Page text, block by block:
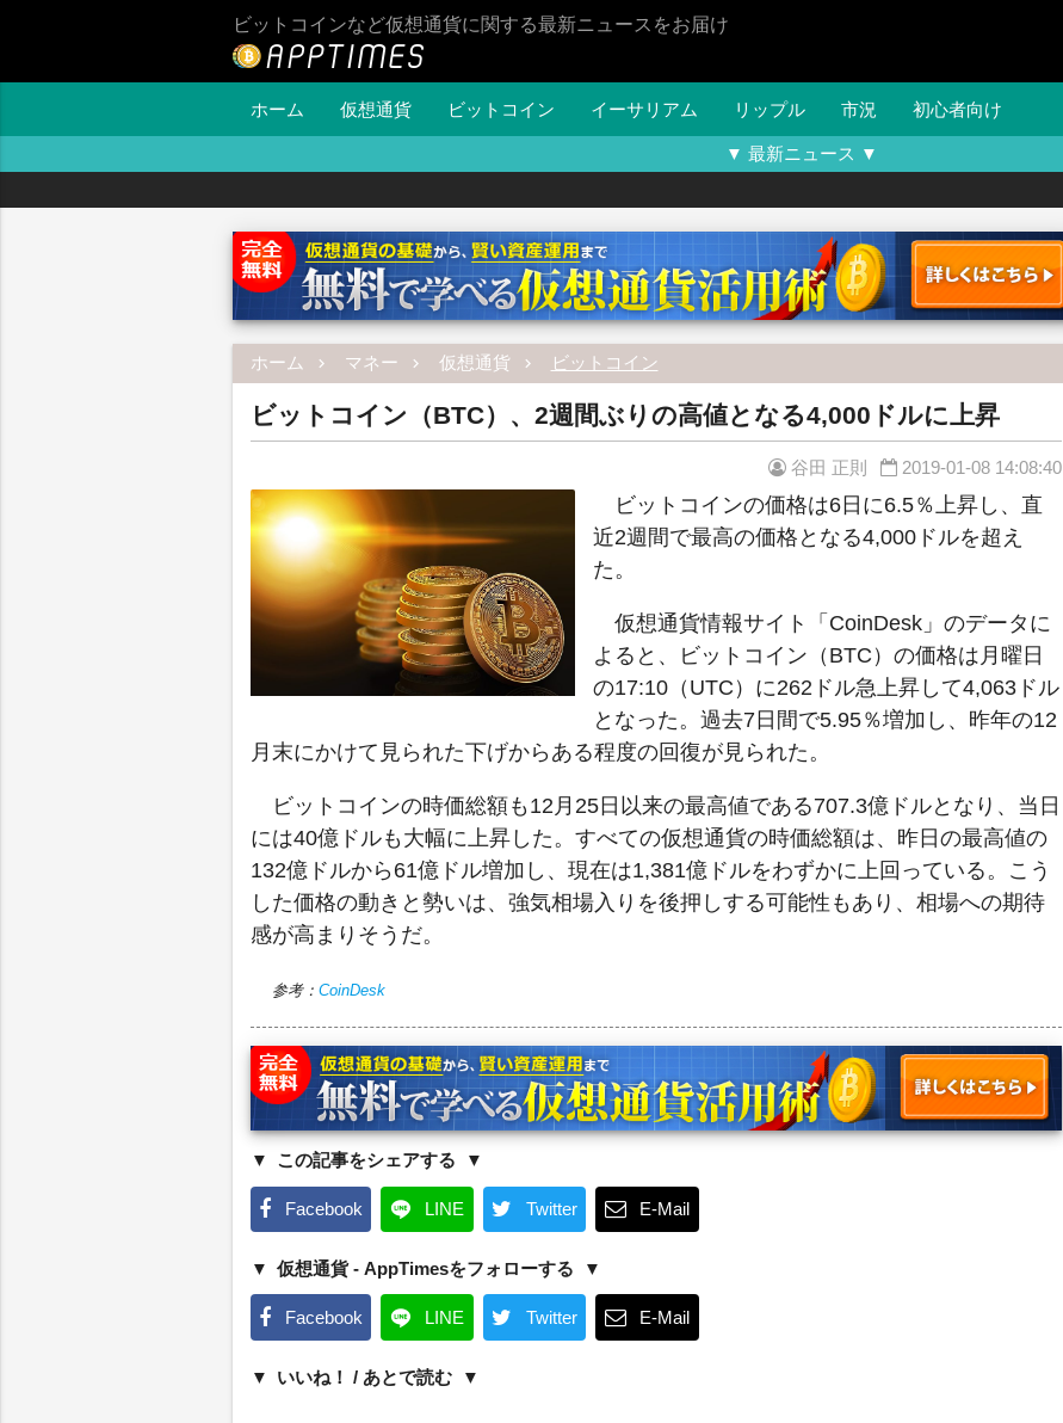
ビットコインなど仮想通貨に関する最新ニュースをお届け
ホーム 仮想通貨 ビットコイン イーサリアム リップル 市況 初心者向け
▼ 最新ニュース ▼
ホーム マネー 仮想通貨 ビットコイン
ビットコイン（BTC）、2週間ぶりの高値となる4,000ドルに上昇
谷田 正則 2019-01-08 14:08:40
ビットコインの価格は6日に6.5％上昇し、直
近2週間で最高の価格となる4,000ドルを超え
た。
仮想通貨情報サイト「CoinDesk」のデータに
よると、ビットコイン（BTC）の価格は月曜日
の17:10（UTC）に262ドル急上昇して4,063ドル
となった。過去7日間で5.95％増加し、昨年の12
月末にかけて見られた下げからある程度の回復が見られた。
ビットコインの時価総額も12月25日以来の最高値である707.3億ドルとなり、当日
には40億ドルも大幅に上昇した。すべての仮想通貨の時価総額は、昨日の最高値の
132億ドルから61億ドル増加し、現在は1,381億ドルをわずかに上回っている。こう
した価格の動きと勢いは、強気相場入りを後押しする可能性もあり、相場への期待
感が高まりそうだ。
参考： CoinDesk
この記事をシェアする
Facebook LINE Twitter E-Mail
仮想通貨 - AppTimesをフォローする
Facebook LINE Twitter E-Mail
いいね！ / あとで読む